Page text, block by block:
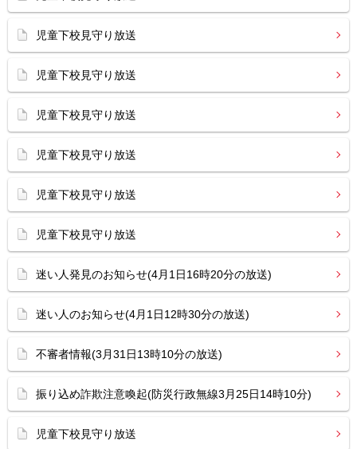
児童下校見守り放送
児童下校見守り放送
児童下校見守り放送
児童下校見守り放送
児童下校見守り放送
児童下校見守り放送
迷い人発見のお知らせ(4月1日16時20分の放送)
迷い人のお知らせ(4月1日12時30分の放送)
不審者情報(3月31日13時10分の放送)
振り込め詐欺注意喚起(防災行政無線3月25日14時10分)
児童下校見守り放送